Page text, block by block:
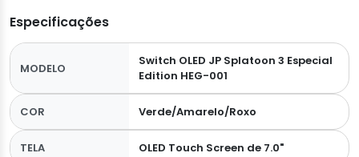
Especificações
MODELO
Switch OLED JP Splatoon 3 Especial
Edition HEG-001
COR Verde/Amarelo/Roxo
TELA OLED Touch Screen de 7.0"